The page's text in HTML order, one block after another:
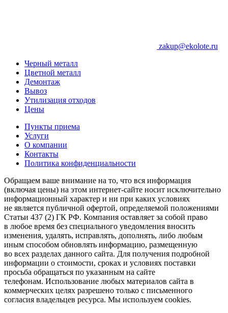
zakup@ekolote.ru
Черный металл
Цветной металл
Демонтаж
Вывоз
Утилизация отходов
Цены
Пункты приема
Услуги
О компании
Контакты
Политика конфиденциальности
Обращаем ваше внимание на то, что вся информация
(включая цены) на этом интернет-сайте носит исключительно
информационный характер и ни при каких условиях
не является публичной офертой, определяемой положениями
Статьи 437 (2) ГК РФ. Компания оставляет за собой право
в любое время без специального уведомления вносить
изменения, удалять, исправлять, дополнять, либо любым
иным способом обновлять информацию, размещенную
во всех разделах данного сайта. Для получения подробной
информации о стоимости, сроках и условиях поставки
просьба обращаться по указанным на сайте
телефонам. Использование любых материалов сайта в
коммерческих целях разрешено только с письменного
согласия владельцев ресурса. Мы используем cookies.